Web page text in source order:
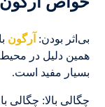
بی‌اثر بودن: آرگون
همین دلیل در
بسیار مفید است.
چگالی بالا: چگالی